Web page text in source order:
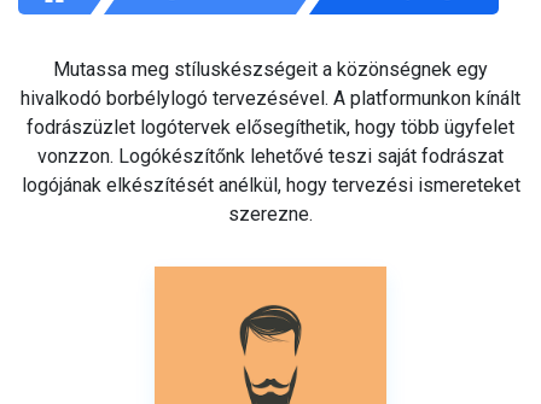
Mutassa meg stíluskészségeit a közönségnek egy
hivalkodó borbélylogó tervezésével. A platformunkon kínált
fodrászüzlet logótervek elősegíthetik, hogy több ügyfelet
vonzzon. Logókészítőnk lehetővé teszi saját fodrászat
logójának elkészítését anélkül, hogy tervezési ismereteket
szerezne.